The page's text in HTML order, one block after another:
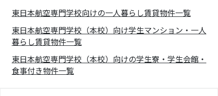
東日本航空専門学校向けの一人暮らし賃貸物件一覧
東日本航空専門学校（本校）向け学生マンション・一人
暮らし賃貸物件一覧
東日本航空専門学校（本校）向けの学生寮・学生会館・
食事付き物件一覧